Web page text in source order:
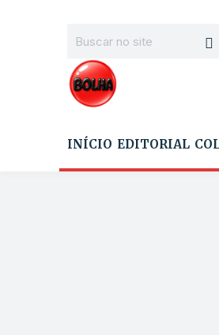
INÍCIO EDITORIAL